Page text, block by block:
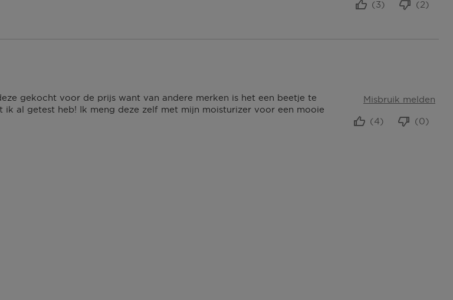
(2)
(3)
gekocht voor de prijs want van andere merken is het een beetje te
ik al getest heb! Ik meng deze zelf met mijn moisturizer voor een mooie
Misbruik melden
(0)
(4)